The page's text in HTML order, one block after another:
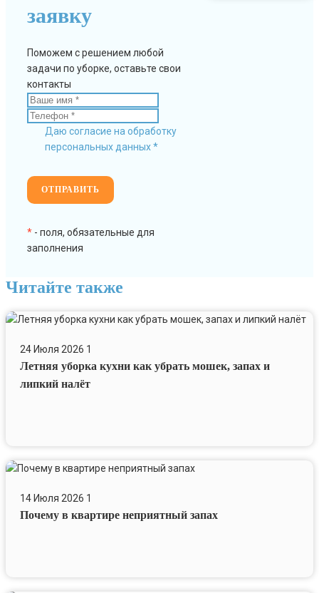
заявку
Поможем с решением любой
задачи по уборке, оставьте свои
контакты
Даю согласие на обработку
персональных данных *
* - поля, обязательные для
заполнения
Читайте также
Летняя
кухни
как
убрать
налёт
24 Июля 2026 1
Летняя уборка кухни как убрать мошек, запах и
липкий налёт
Почему
квартире
неприятный
14 Июля 2026 1
Почему в квартире неприятный запах